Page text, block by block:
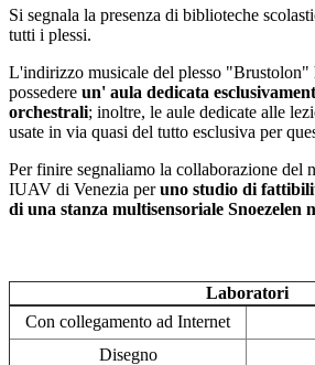
Si segnala la presenza di biblioteche
tutti i plessi.
L'indirizzo musicale del plesso "Brustolon"
possedere un' aula dedicata
orchestrali; inoltre, le aule dedicate alle
usate in via quasi del tutto esclusiva per
Per finire segnaliamo la collaborazione del
IUAV di Venezia peruno studio di
di una stanza multisensoriale Snoezelen
Laboratori
Con collegamento ad Internet
Disegno